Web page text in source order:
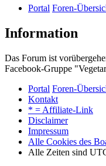
Portal Foren-
Information
Das Forum ist
Facebook-Gruppe
Portal Foren-
Kontakt
* = Affiliate-Link
Disclaimer
Impressum
Alle Cookies des
Alle Zeiten sind